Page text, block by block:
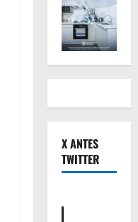
X ANTES
TWITTER